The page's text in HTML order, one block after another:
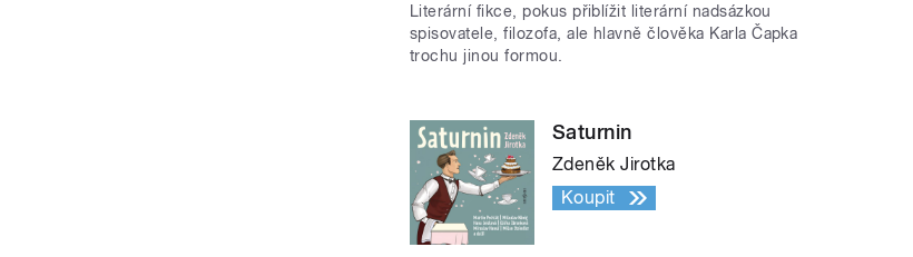
Literární fikce, pokus přiblížit literární nadsázkou
spisovatele, filozofa, ale hlavně člověka Karla Čapka
trochu jinou formou.
Saturnin
Zdeněk Jirotka
Koupit